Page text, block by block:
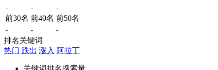
-
-
-
前30名 前40名 前50名
-
-
-
排名关键词
热门 跌出 涨入 阿拉丁
关键词排名搜索量